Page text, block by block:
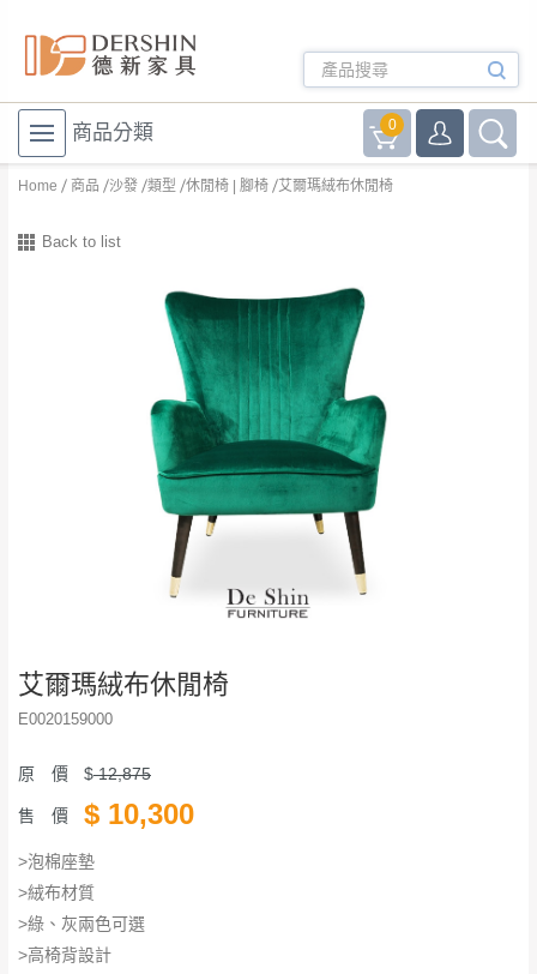
商品分類 0
Home 商品 沙發 類型 休閒椅 | 腳椅 艾爾瑪絨布休閒椅
Back to list
艾爾瑪絨布休閒椅
E0020159000
原 價 $12,875
售 價 $ 10,300
>泡棉座墊
>絨布材質
>綠、灰兩色可選
>高椅背設計